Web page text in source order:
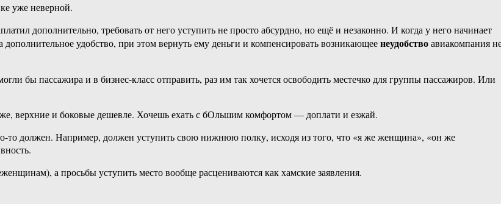
уже неверной.
дополнительно, требовать от него уступить не просто абсурдно, но ещё и незаконно. И когда у него начинает
дополнительное удобство, при этом вернуть ему деньги и компенсировать возникающеенеудобствоавиакомпания
бы пассажира и в бизнес-класс отправить, раз им так хочется освободить местечко для группы пассажиров. Или
верхние и боковые дешевле. Хочешь ехать с бОльшим комфортом — доплати и езжай.
то должен. Например, должен уступить свою нижнюю полку, исходя из того, что «я же женщина», «он же
а просьбы уступить место вообще расцениваются как хамские заявления.